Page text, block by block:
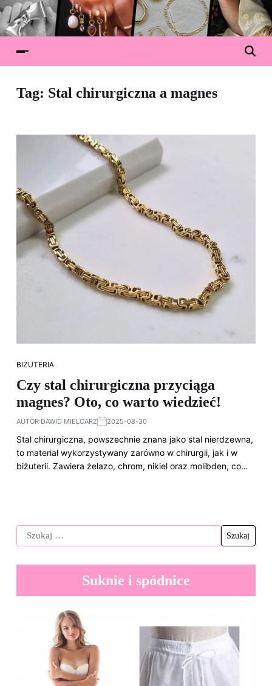
Tag: Stal chirurgiczna a magnes
BIŻUTERIA
Czy stal chirurgiczna przyciąga
magnes? Oto, co warto wiedzieć!
AUTOR:DAWID MIELCARZ 2025-08-30
Stal chirurgiczna, powszechnie znana jako stal nierdzewna,
to materiał wykorzystywany zarówno w chirurgii, jak i w
biżuterii. Zawiera żelazo, chrom, nikiel oraz molibden, co…
Suknie i spódnice